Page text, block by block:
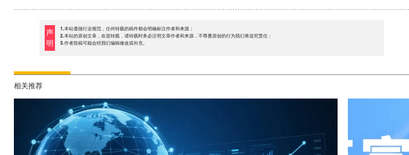
声
明
1.本站遵循行业规范，任何转载的稿件都会明确标注作者和来源；
2.本站的原创文章，欢迎转载，请转载时务必注明文章作者和来源，不尊重原创的行为我们将追究责任；
3.作者投稿可能会经我们编辑修改或补充。
相关推荐